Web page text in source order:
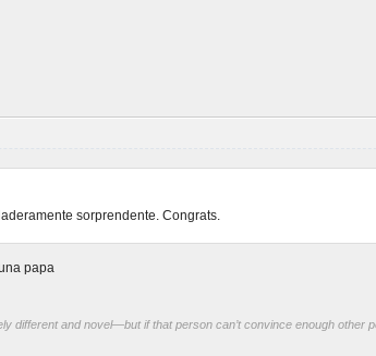
sorprendente. Congrats.
papa
different and novel—but if that person can’t convince enough other